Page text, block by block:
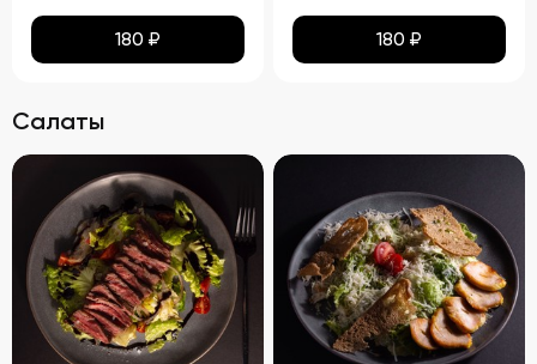
180 ₽ 180 ₽
Салаты